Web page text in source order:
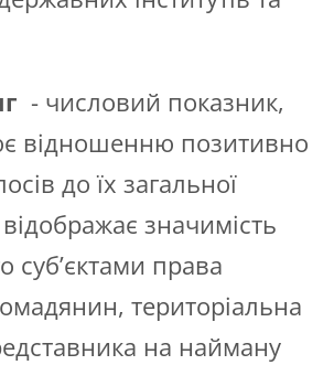
- числовий показник,
відношенню позитивно
до їх загальної
відображає значимість
суб’єктами права
територіальна
на найману